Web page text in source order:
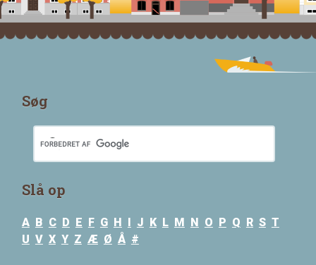
Søg
Slå op
A B C D E F G H I J K L M N O P Q R S T
U V X Y Z Æ Ø Å #